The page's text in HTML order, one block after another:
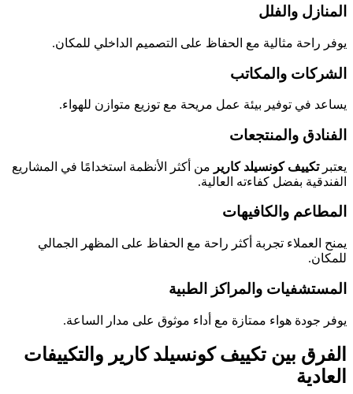
المنازل والفلل
يوفر راحة مثالية مع الحفاظ على التصميم الداخلي للمكان.
الشركات والمكاتب
يساعد في توفير بيئة عمل مريحة مع توزيع متوازن للهواء.
الفنادق والمنتجعات
يعتبرتكييف كونسيلد كارير من أكثر الأنظمة استخدامًا في المشاريع
الفندقية بفضل كفاءته العالية.
المطاعم والكافيهات
يمنح العملاء تجربة أكثر راحة مع الحفاظ على المظهر الجمالي
للمكان.
المستشفيات والمراكز الطبية
يوفر جودة هواء ممتازة مع أداء موثوق على مدار الساعة.
الفرق بين تكييف كونسيلد كارير والتكييفات
العادية